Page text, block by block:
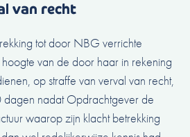
van recht
tot door NBG verrichte
van de door haar in rekening
op straffe van verval van recht,
dagen nadat Opdrachtgever de
waarop zijn klacht betrekking